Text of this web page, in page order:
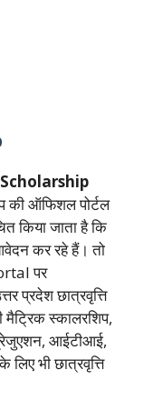
की ऑफिशल पोर्टल
किया जाता है कि
कर रहे हैं। तो
पर
प्रदेश छात्रवृत्ति
मैट्रिक स्कालरशिप,
आईटीआई,
लिए भी छात्रवृत्ति